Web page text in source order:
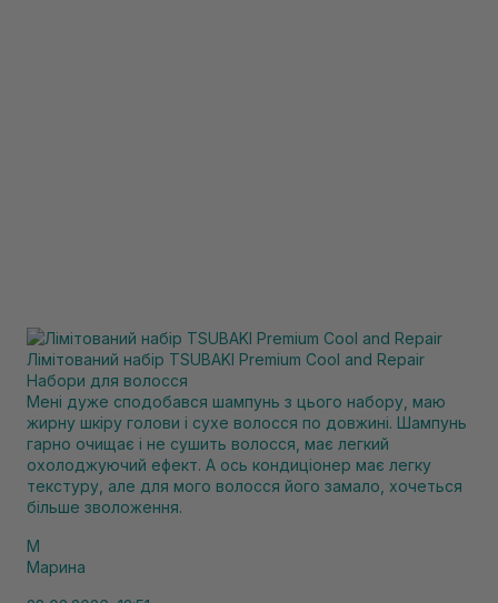
Лімітований набір TSUBAKI Premium Cool and Repair
Набори для волосся
Мені дуже сподобався шампунь з цього набору, маю
жирну шкіру голови і сухе волосся по довжині. Шампунь
гарно очищає і не сушить волосся, має легкий
охолоджуючий ефект. А ось кондиціонер має легку
текстуру, але для мого волосся його замало, хочеться
більше зволоження.
М
Марина